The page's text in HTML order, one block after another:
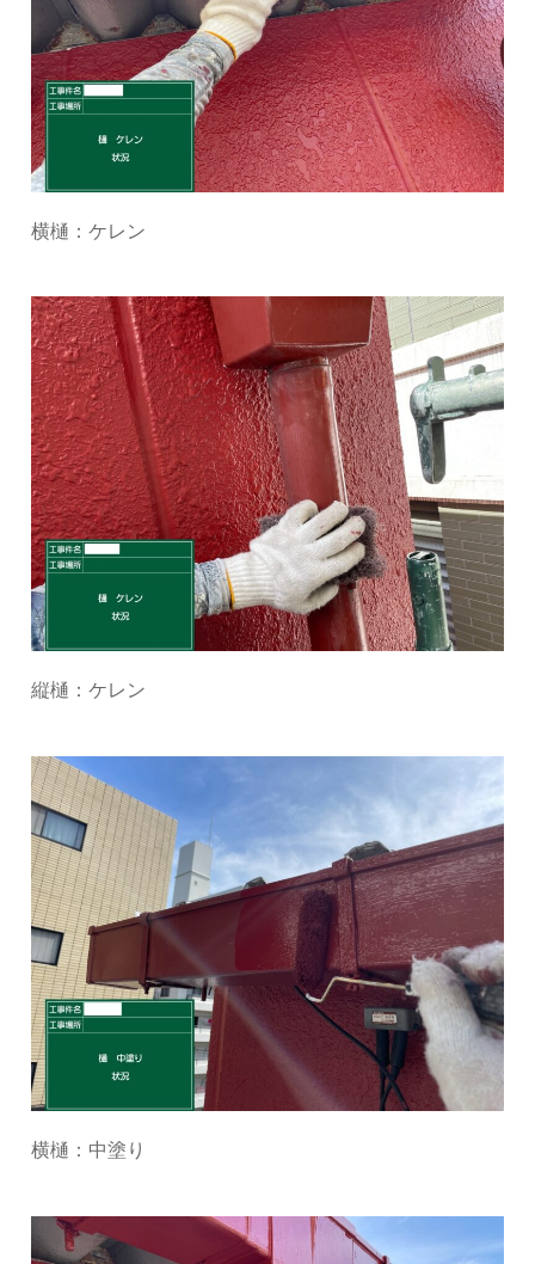
横樋：ケレン
縦樋：ケレン
横樋：中塗り